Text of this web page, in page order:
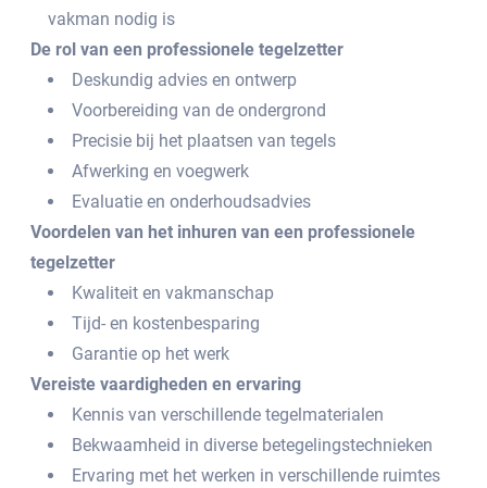
vakman nodig is
De rol van een professionele tegelzetter
Deskundig advies en ontwerp
Voorbereiding van de ondergrond
Precisie bij het plaatsen van tegels
Afwerking en voegwerk
Evaluatie en onderhoudsadvies
Voordelen van het inhuren van een professionele
tegelzetter
Kwaliteit en vakmanschap
Tijd- en kostenbesparing
Garantie op het werk
Vereiste vaardigheden en ervaring
Kennis van verschillende tegelmaterialen
Bekwaamheid in diverse betegelingstechnieken
Ervaring met het werken in verschillende ruimtes